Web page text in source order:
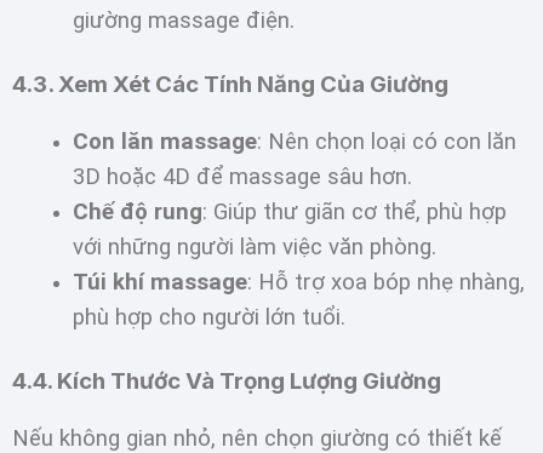
giường massage điện.
4.3. Xem Xét Các Tính Năng Của Giường
Con lăn massage: Nên chọn loại có con lăn
3D hoặc 4D để massage sâu hơn.
Chế độ rung: Giúp thư giãn cơ thể, phù hợp
với những người làm việc văn phòng.
Túi khí massage: Hỗ trợ xoa bóp nhẹ nhàng,
phù hợp cho người lớn tuổi.
4.4. Kích Thước Và Trọng Lượng Giường
Nếu không gian nhỏ, nên chọn giường có thiết kế